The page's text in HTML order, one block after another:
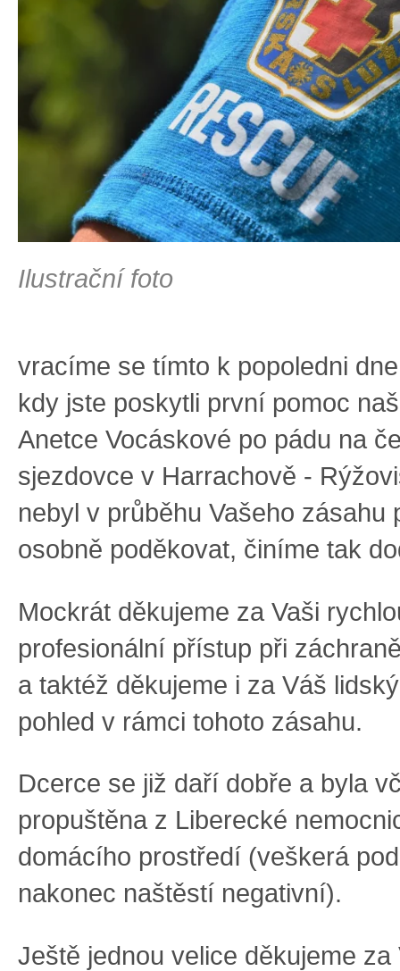
Ilustrační foto
vracíme se tímto k popoledni
kdy jste poskytli první pomoc
Anetce Vocáskové po pádu na
sjezdovce v Harrachově -
nebyl v průběhu Vašeho zásahu
osobně poděkovat, činíme tak
Mockrát děkujeme za Vaši
profesionální přístup při
a taktéž děkujeme i za Váš
pohled v rámci tohoto zásahu.
Dcerce se již daří dobře a byla
propuštěna z Liberecké
domácího prostředí (veškerá
nakonec naštěstí negativní).
Ještě jednou velice děkujeme za